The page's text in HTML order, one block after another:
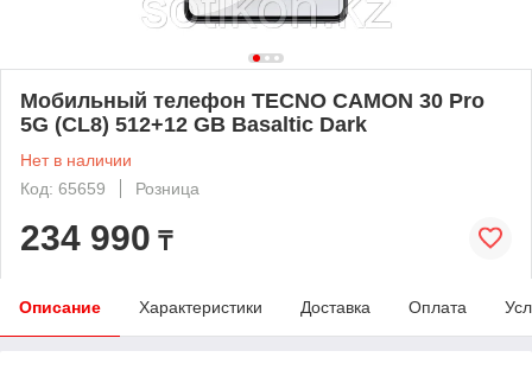
Мобильный телефон TECNO CAMON 30 Pro
5G (CL8) 512+12 GB Basaltic Dark
Нет в наличии
Код: 65659
Розница
234 990 ₸
Описание Характеристики Доставка Оплата